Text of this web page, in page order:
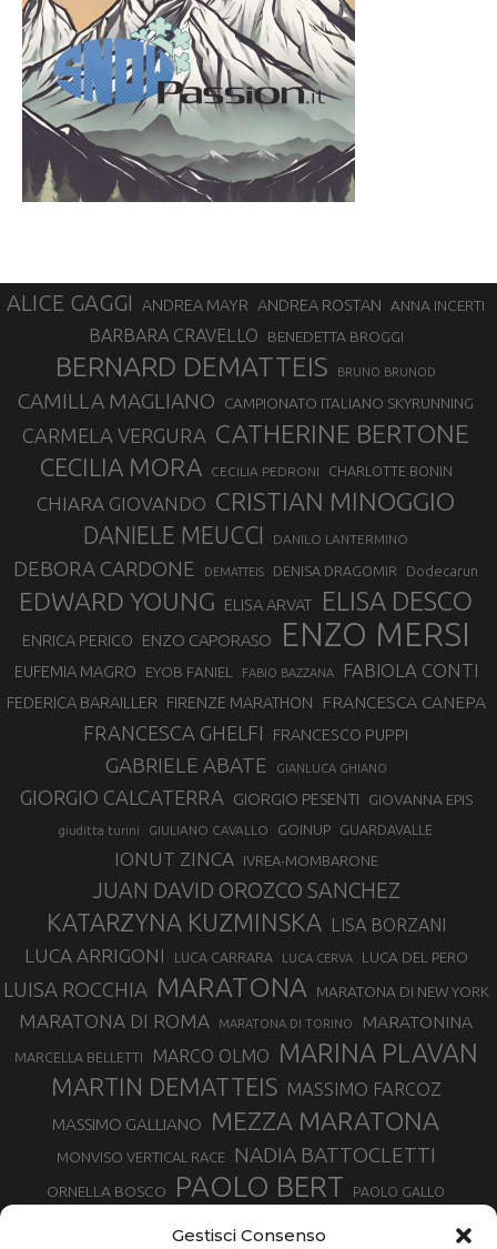
Gestisci Consenso
ALICE GAGGI ANDREA MAYR ANDREA ROSTAN ANNA INCERTI
BARBARA CRAVELLO BENEDETTA BROGGI
BERNARD DEMATTEIS BRUNO BRUNOD
CAMILLA MAGLIANO CAMPIONATO ITALIANO SKYRUNNING
CARMELA VERGURA CATHERINE BERTONE
CECILIA MORA CECILIA PEDRONI CHARLOTTE BONIN
CHIARA GIOVANDO CRISTIAN MINOGGIO
DANIELE MEUCCI DANILO LANTERMINO
DEBORA CARDONE DEMATTEIS DENISA DRAGOMIR Dodecarun
EDWARD YOUNG ELISA ARVAT ELISA DESCO
ENRICA PERICO ENZO CAPORASO ENZO MERSI
EUFEMIA MAGRO EYOB FANIEL FABIO BAZZANA FABIOLA CONTI
FEDERICA BARAILLER FIRENZE MARATHON FRANCESCA CANEPA
FRANCESCA GHELFI FRANCESCO PUPPI
GABRIELE ABATE GIANLUCA GHIANO
GIORGIO CALCATERRA GIORGIO PESENTI GIOVANNA EPIS
giuditta turini GIULIANO CAVALLO GOINUP GUARDAVALLE
IONUT ZINCA IVREA-MOMBARONE
JUAN DAVID OROZCO SANCHEZ
KATARZYNA KUZMINSKA LISA BORZANI
LUCA ARRIGONI LUCA CARRARA LUCA CERVA LUCA DEL PERO
LUISA ROCCHIA MARATONA MARATONA DI NEW YORK
MARATONA DI ROMA MARATONA DI TORINO MARATONINA
MARCELLA BELLETTI MARCO OLMO MARINA PLAVAN
MARTIN DEMATTEIS MASSIMO FARCOZ
MASSIMO GALLIANO MEZZA MARATONA
MONVISO VERTICAL RACE NADIA BATTOCLETTI
ORNELLA BOSCO PAOLO BERT PAOLO GALLO